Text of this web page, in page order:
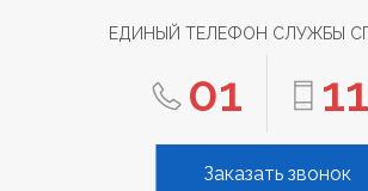
ЕДИНЫЙ ТЕЛЕФОН СЛУЖБЫ
01
Заказать звонок